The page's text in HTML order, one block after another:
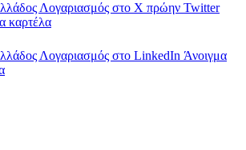
Λογαριασμός στο X πρώην Twitter
καρτέλα
Λογαριασμός στο LinkedIn Άνοιγμα